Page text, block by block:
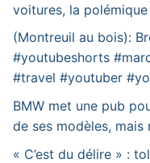
voitures, la
(Montreuil au bois):
#youtubeshorts
#travel #youtuber
BMW met une pub
de ses modèles,
« C’est du délire » :